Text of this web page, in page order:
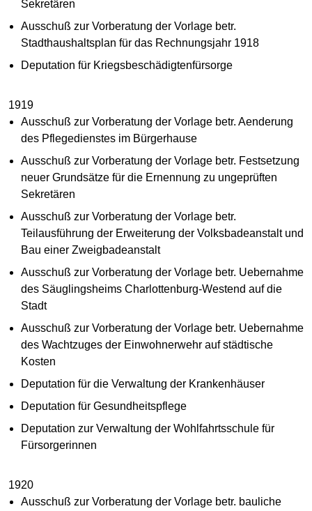
Sekretären
Ausschuß zur Vorberatung der Vorlage betr.
Stadthaushaltsplan für das Rechnungsjahr 1918
Deputation für Kriegsbeschädigtenfürsorge
1919
Ausschuß zur Vorberatung der Vorlage betr. Aenderung
des Pflegedienstes im Bürgerhause
Ausschuß zur Vorberatung der Vorlage betr. Festsetzung
neuer Grundsätze für die Ernennung zu ungeprüften
Sekretären
Ausschuß zur Vorberatung der Vorlage betr.
Teilausführung der Erweiterung der Volksbadeanstalt und
Bau einer Zweigbadeanstalt
Ausschuß zur Vorberatung der Vorlage betr. Uebernahme
des Säuglingsheims Charlottenburg-Westend auf die
Stadt
Ausschuß zur Vorberatung der Vorlage betr. Uebernahme
des Wachtzuges der Einwohnerwehr auf städtische
Kosten
Deputation für die Verwaltung der Krankenhäuser
Deputation für Gesundheitspflege
Deputation zur Verwaltung der Wohlfahrtsschule für
Fürsorgerinnen
1920
Ausschuß zur Vorberatung der Vorlage betr. bauliche